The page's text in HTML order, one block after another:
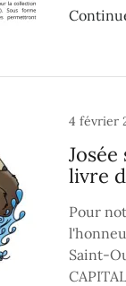
4 février
livre
Pour
Saint-